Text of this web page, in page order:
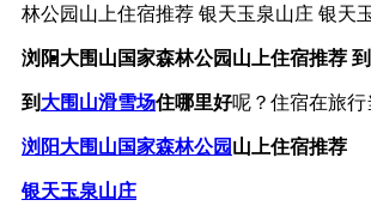
林公园山上住宿推荐 银天玉泉山庄 银天
浏阳大围山国家森林公园山上住宿推荐
到 大围山滑雪场住哪里好呢？住宿在旅
浏阳大围山国家森林公园 山上住宿推荐
银天玉泉山庄